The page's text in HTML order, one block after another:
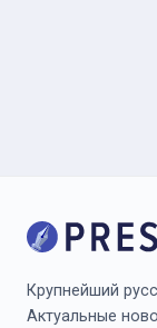
Крупнейший
Актуальные